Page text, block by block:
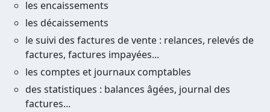
les encaissements
les décaissements
le suivi des factures de vente : relances, relevés de
factures, factures impayées...
les comptes et journaux comptables
des statistiques : balances âgées, journal des
factures...